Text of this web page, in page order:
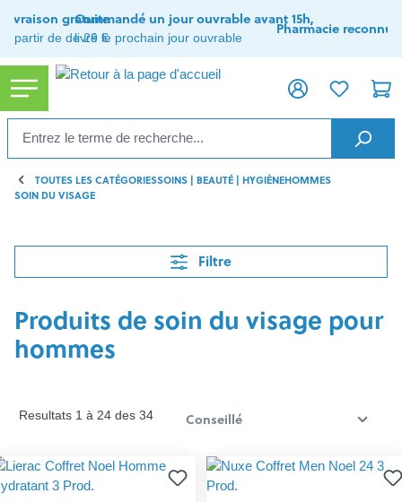
principal
Livraison gratuite
à partir de de 29 €
Commandé un jour ouvrable avant 15h,
livré le prochain jour ouvrable
Pharmacie reconnue
TOUTES LES CATÉGORIESSOINS | BEAUTÉ | HYGIÈNEHOMMES
SOIN DU VISAGE
Filtre
Produits de soin du visage pour
hommes
Resultats 1 à 24 des 34